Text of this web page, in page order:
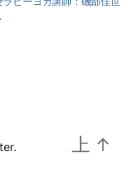
上 ↑